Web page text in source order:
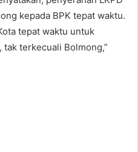
kepada BPK tepat waktu.
tepat waktu untuk
terkecuali Bolmong,”